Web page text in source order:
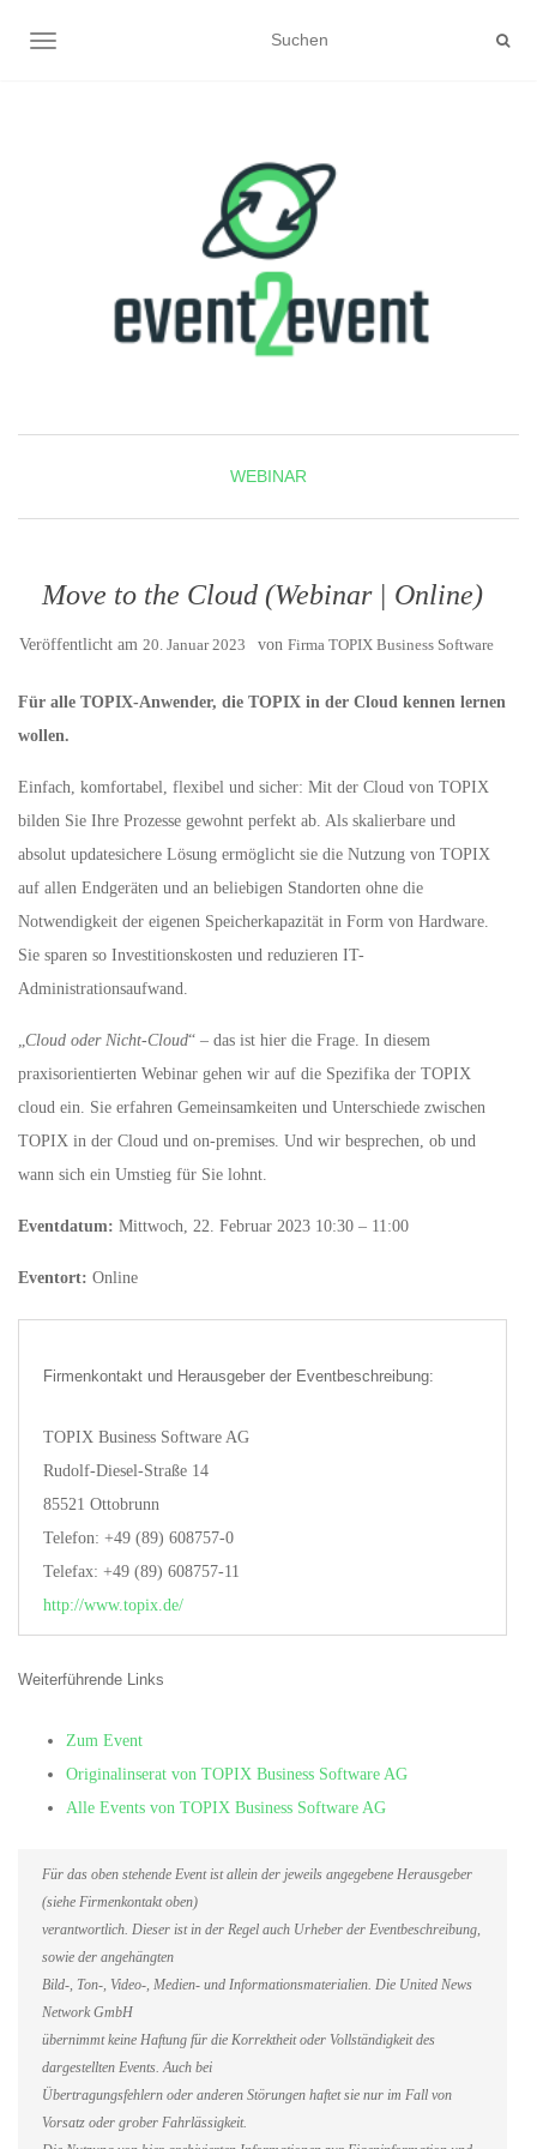
NAVIGATION UMSCHALTEN
WEBINAR
Move to the Cloud (Webinar | Online)
Veröffentlicht am 20. Januar 2023 von Firma TOPIX Business Software
Für alle TOPIX-Anwender, die TOPIX in der Cloud kennen lernen
wollen.
Einfach, komfortabel, flexibel und sicher: Mit der Cloud von TOPIX
bilden Sie Ihre Prozesse gewohnt perfekt ab. Als skalierbare und
absolut updatesichere Lösung ermöglicht sie die Nutzung von TOPIX
auf allen Endgeräten und an beliebigen Standorten ohne die
Notwendigkeit der eigenen Speicherkapazität in Form von Hardware.
Sie sparen so Investitionskosten und reduzieren IT-
Administrationsaufwand.
„Cloud oder Nicht-Cloud“ – das ist hier die Frage. In diesem
praxisorientierten Webinar gehen wir auf die Spezifika der TOPIX
cloud ein. Sie erfahren Gemeinsamkeiten und Unterschiede zwischen
TOPIX in der Cloud und on-premises. Und wir besprechen, ob und
wann sich ein Umstieg für Sie lohnt.
Eventdatum: Mittwoch, 22. Februar 2023 10:30 – 11:00
Eventort: Online
Firmenkontakt und Herausgeber der Eventbeschreibung:
TOPIX Business Software AG
Rudolf-Diesel-Straße 14
85521 Ottobrunn
Telefon: +49 (89) 608757-0
Telefax: +49 (89) 608757-11
http://www.topix.de/
Weiterführende Links
Zum Event
Originalinserat von TOPIX Business Software AG
Alle Events von TOPIX Business Software AG
Für das oben stehende Event ist allein der jeweils angegebene Herausgeber
(siehe Firmenkontakt oben)
verantwortlich. Dieser ist in der Regel auch Urheber der Eventbeschreibung,
sowie der angehängten
Bild-, Ton-, Video-, Medien- und Informationsmaterialien. Die United News
Network GmbH
übernimmt keine Haftung für die Korrektheit oder Vollständigkeit des
dargestellten Events. Auch bei
Übertragungsfehlern oder anderen Störungen haftet sie nur im Fall von
Vorsatz oder grober Fahrlässigkeit.